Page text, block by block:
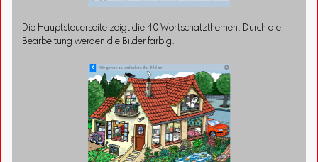
Die Hauptsteuerseite zeigt die 40 Wortschatzthemen. Durch die
Bearbeitung werden die Bilder farbig.